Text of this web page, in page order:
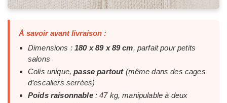
À savoir avant livraison :
Dimensions :180 x 89 x 89 cm, parfait pour petits
salons
Colis unique,passe partout(même dans des cages
d’escaliers serrées)
Poids raisonnable: 47 kg, manipulable à deux